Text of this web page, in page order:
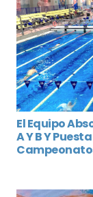
El Equipo
A Y B Y